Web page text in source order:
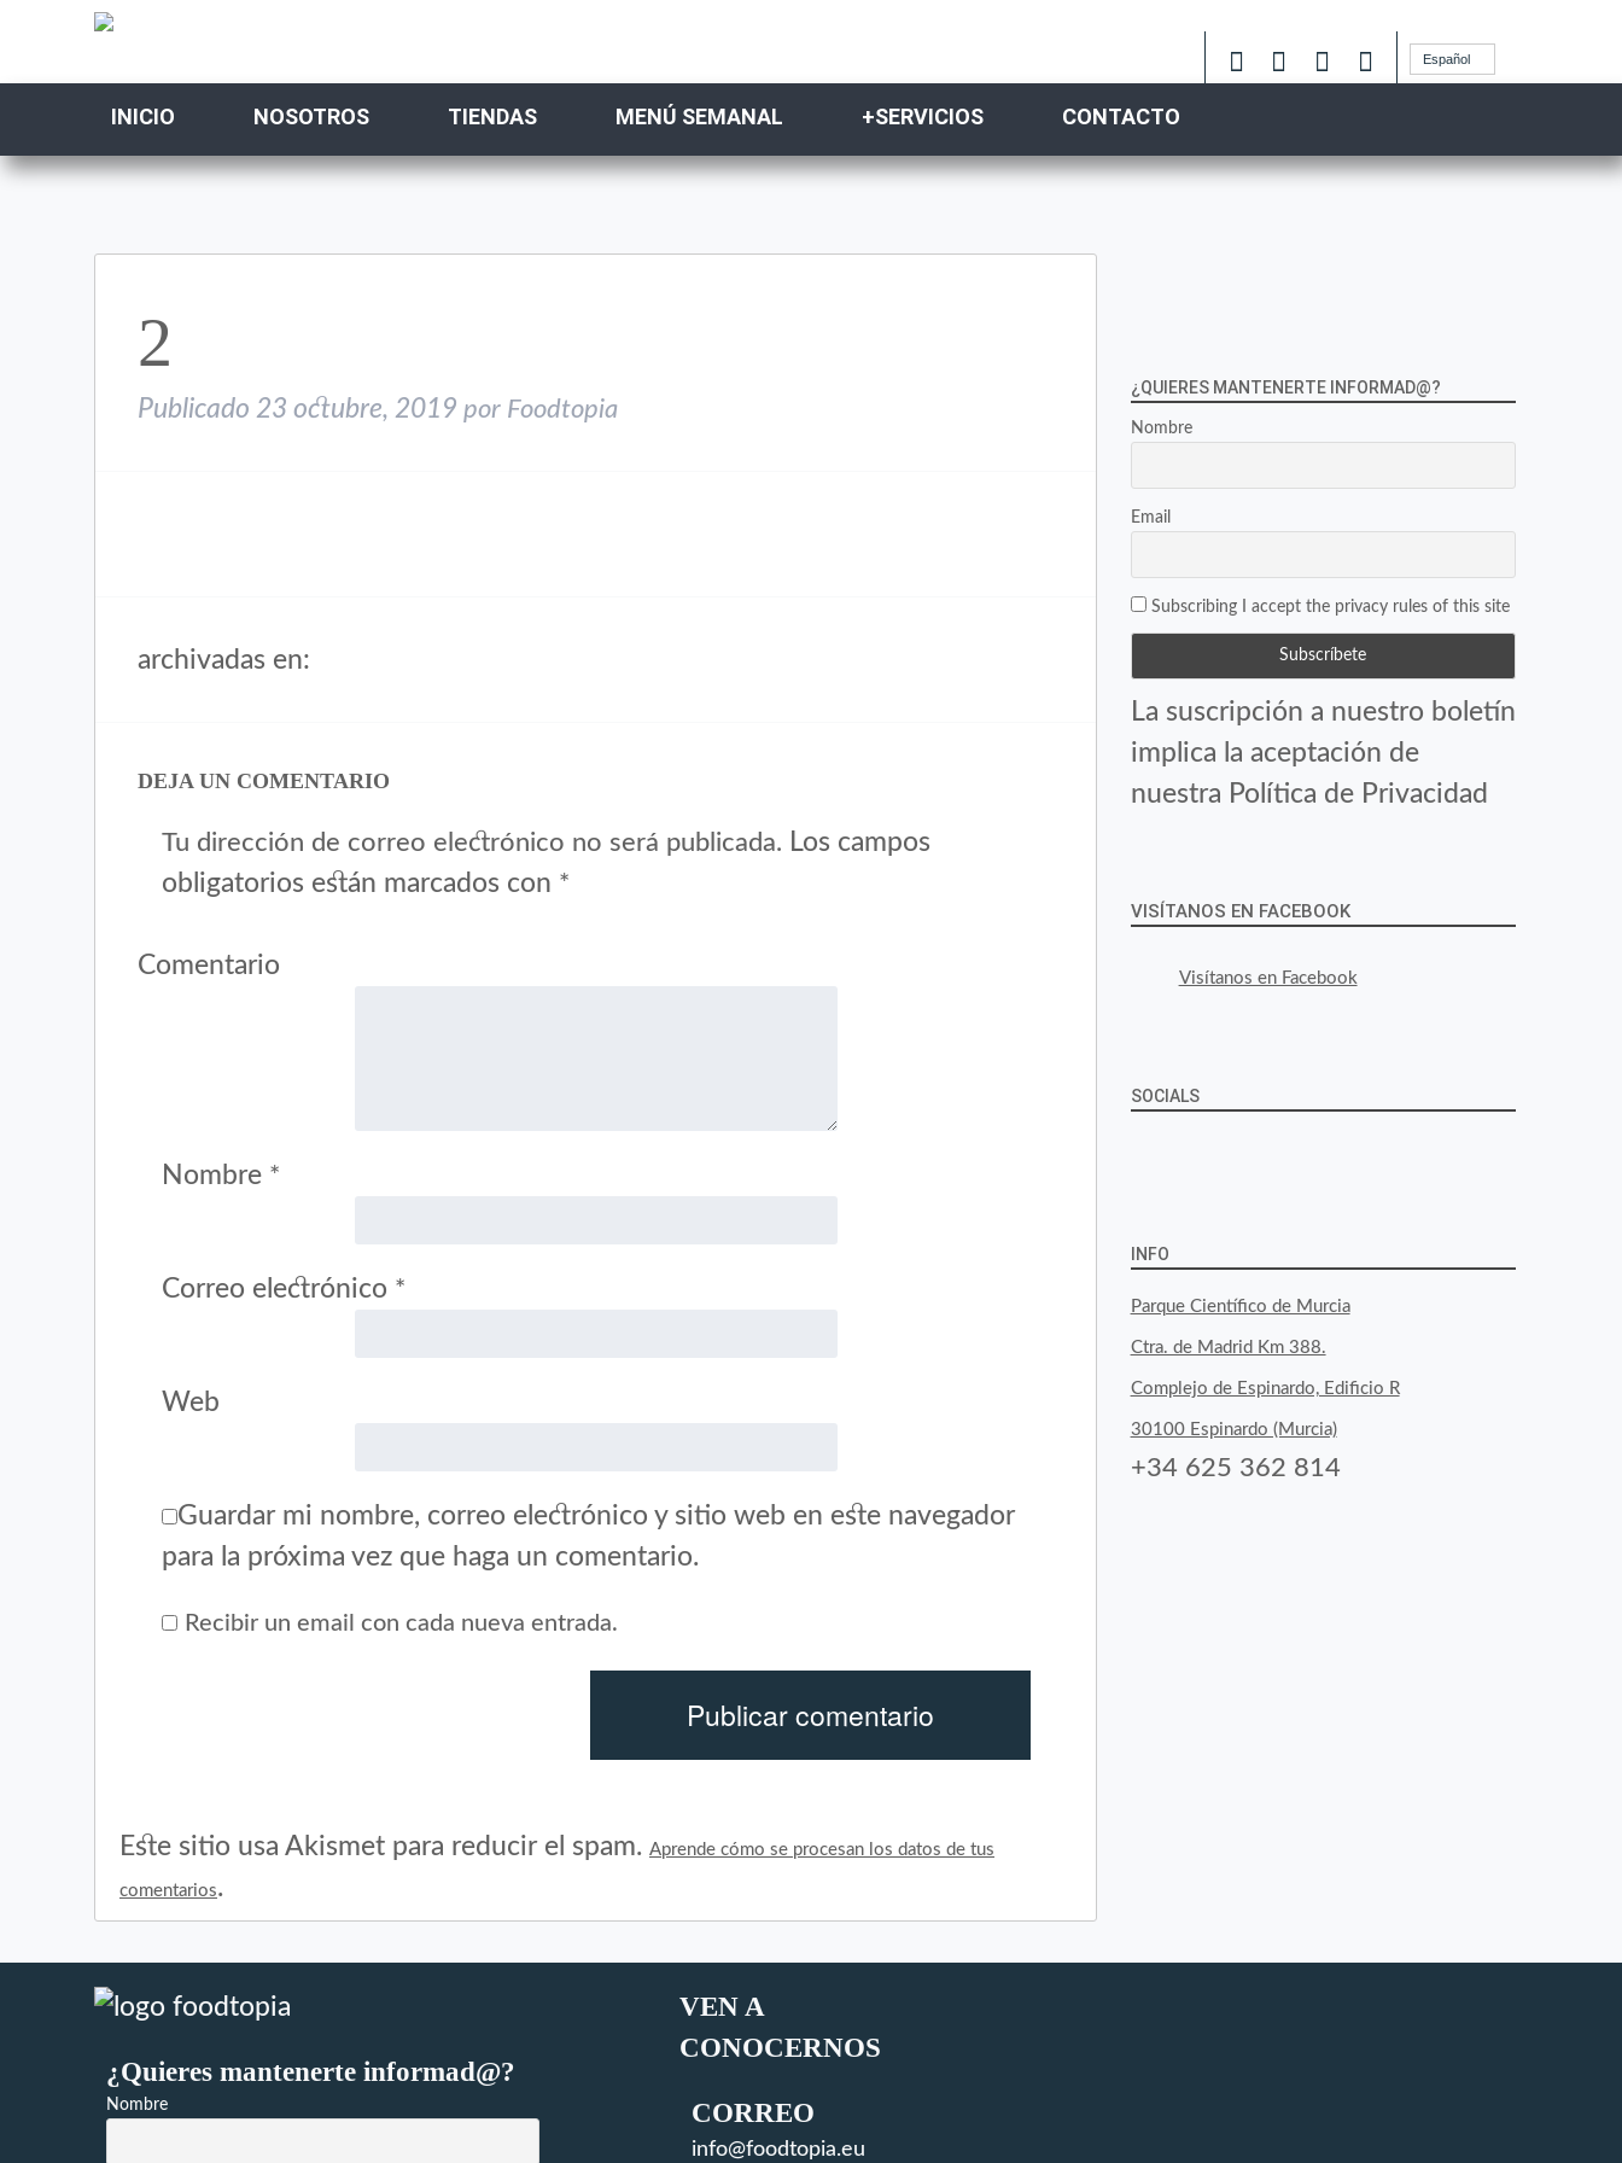
Español
INICIO NOSOTROS TIENDAS MENÚ SEMANAL +SERVICIOS CONTACTO
2
Publicado 23 octubre, 2019 por Foodtopia
archivadas en:
DEJA UN COMENTARIO
Tu dirección de correo electrónico no será publicada. Los campos
obligatorios están marcados con *
Comentario
Nombre *
Correo electrónico *
Web
Guardar mi nombre, correo electrónico y sitio web en este navegador
para la próxima vez que haga un comentario.
Recibir un email con cada nueva entrada.
Este sitio usa Akismet para reducir el spam. Aprende cómo se procesan los datos de tus
comentarios.
¿QUIERES MANTENERTE INFORMAD@?
Nombre
Email
Subscribing I accept the privacy rules of this site
La suscripción a nuestro boletín
implica la aceptación de
nuestra Política de Privacidad
VISÍTANOS EN FACEBOOK
Visítanos en Facebook
SOCIALS
byfoodtopia
en
Facebook
byfoodtopia
en
Twitter
byfoodtopia
en
Instagram
INFO
Parque Científico de Murcia
Ctra. de Madrid Km 388.
Complejo de Espinardo, Edificio R
30100 Espinardo (Murcia)
+34 625 362 814
¿Quieres mantenerte informad@?
Nombre
VEN A
CONOCERNOS
CORREO
info@foodtopia.eu